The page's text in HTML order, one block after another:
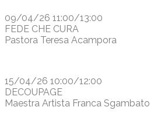
09/04/26 11:00/13:00
FEDE CHE CURA
Pastora Teresa Acampora
15/04/26 10:00/12:00
DECOUPAGE
Maestra Artista Franca Sgambato